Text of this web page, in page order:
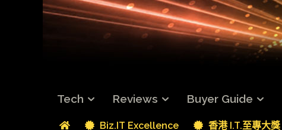
Tech Reviews Buyer Guide
Biz.IT Excellence 香港 I.T.至專大獎